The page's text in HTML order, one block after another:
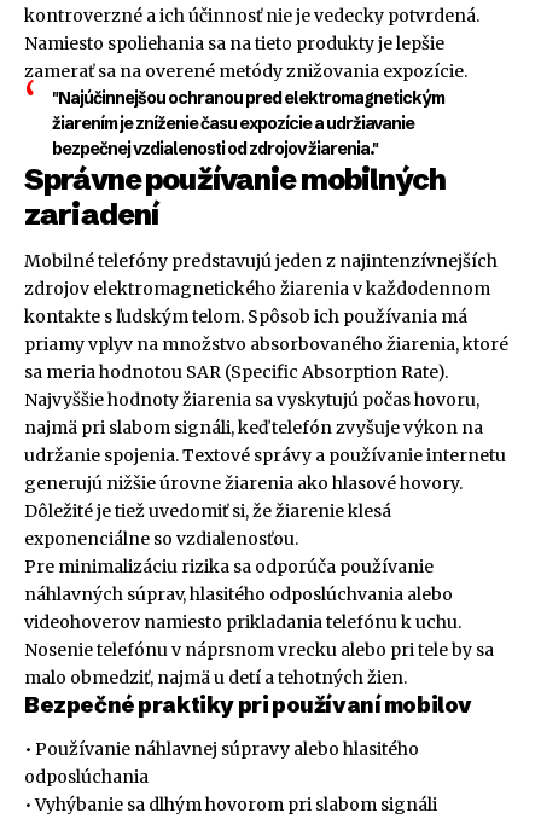
kontroverzné a ich účinnosť nie je vedecky potvrdená.
Namiesto spoliehania sa na tieto produkty je lepšie
zamerať sa na overené metódy znižovania expozície.
"Najúčinnejšou ochranou pred elektromagnetickým
žiarením je zníženie času expozície a udržiavanie
bezpečnej vzdialenosti od zdrojov žiarenia."
Správne používanie mobilných
zariadení
Mobilné telefóny predstavujú jeden z najintenzívnejších
zdrojov elektromagnetického žiarenia v každodennom
kontakte s ľudským telom. Spôsob ich používania má
priamy vplyv na množstvo absorbovaného žiarenia, ktoré
sa meria hodnotou SAR (Specific Absorption Rate).
Najvyššie hodnoty žiarenia sa vyskytujú počas hovoru,
najmä pri slabom signáli, keď telefón zvyšuje výkon na
udržanie spojenia. Textové správy a používanie internetu
generujú nižšie úrovne žiarenia ako hlasové hovory.
Dôležité je tiež uvedomiť si, že žiarenie klesá
exponenciálne so vzdialenosťou.
Pre minimalizáciu rizika sa odporúča používanie
náhlavných súprav, hlasitého odposlúchvania alebo
videohoverov namiesto prikladania telefónu k uchu.
Nosenie telefónu v náprsnom vrecku alebo pri tele by sa
malo obmedziť, najmä u detí a tehotných žien.
Bezpečné praktiky pri používaní mobilov
• Používanie náhlavnej súpravy alebo hlasitého
odposlúchania
• Vyhýbanie sa dlhým hovorom pri slabom signáli